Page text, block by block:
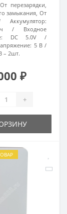
От перезарядки,
замыкания, От
Аккумулятор:
Входное
DC 5.0V
5 В
– 2шт.
₽
+